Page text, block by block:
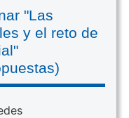
"Las
y el reto de